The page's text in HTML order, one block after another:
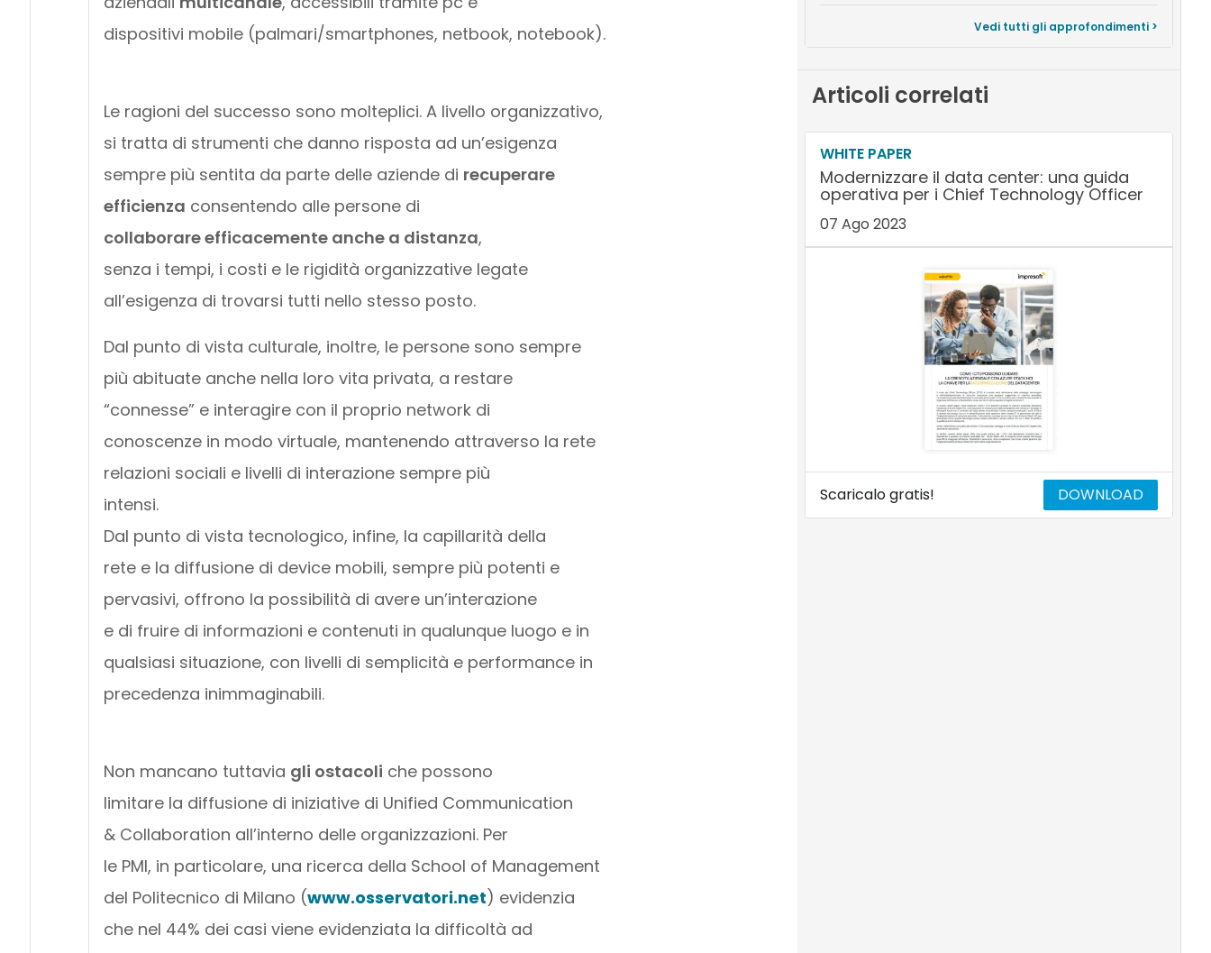
dispositivi mobile (palmari/smartphones, netbook, notebook).
Le ragioni del successo sono molteplici. A livello organizzativo,
si tratta di strumenti che danno risposta ad un’esigenza
sempre più sentita da parte delle aziende di recuperare
efficienza consentendo alle persone di
collaborare efficacemente anche a distanza,
senza i tempi, i costi e le rigidità organizzative legate
all’esigenza di trovarsi tutti nello stesso posto.
Dal punto di vista culturale, inoltre, le persone sono sempre
più abituate anche nella loro vita privata, a restare
“connesse” e interagire con il proprio network di
conoscenze in modo virtuale, mantenendo attraverso la rete
relazioni sociali e livelli di interazione sempre più
intensi.
Dal punto di vista tecnologico, infine, la capillarità della
rete e la diffusione di device mobili, sempre più potenti e
pervasivi, offrono la possibilità di avere un’interazione
e di fruire di informazioni e contenuti in qualunque luogo e in
qualsiasi situazione, con livelli di semplicità e performance in
precedenza inimmaginabili.
Non mancano tuttavia gli ostacoli che possono
limitare la diffusione di iniziative di Unified Communication
& Collaboration all’interno delle organizzazioni. Per
le PMI, in particolare, una ricerca della School of Management
del Politecnico di Milano (www.osservatori.net) evidenzia
che nel 44% dei casi viene evidenziata la difficoltà ad
Vedi tutti gli approfondimenti >
Articoli correlati
WHITE PAPER
Modernizzare il data center: una guida
operativa per i Chief Technology Officer
07 Ago 2023
Scaricalo gratis! DOWNLOAD